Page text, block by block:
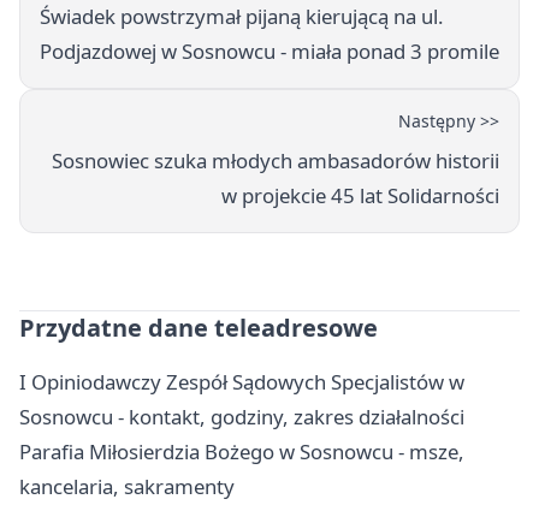
Świadek powstrzymał pijaną kierującą na ul.
Podjazdowej w Sosnowcu - miała ponad 3 promile
Następny >>
Sosnowiec szuka młodych ambasadorów historii
w projekcie 45 lat Solidarności
Przydatne dane teleadresowe
I Opiniodawczy Zespół Sądowych Specjalistów w
Sosnowcu - kontakt, godziny, zakres działalności
Parafia Miłosierdzia Bożego w Sosnowcu - msze,
kancelaria, sakramenty